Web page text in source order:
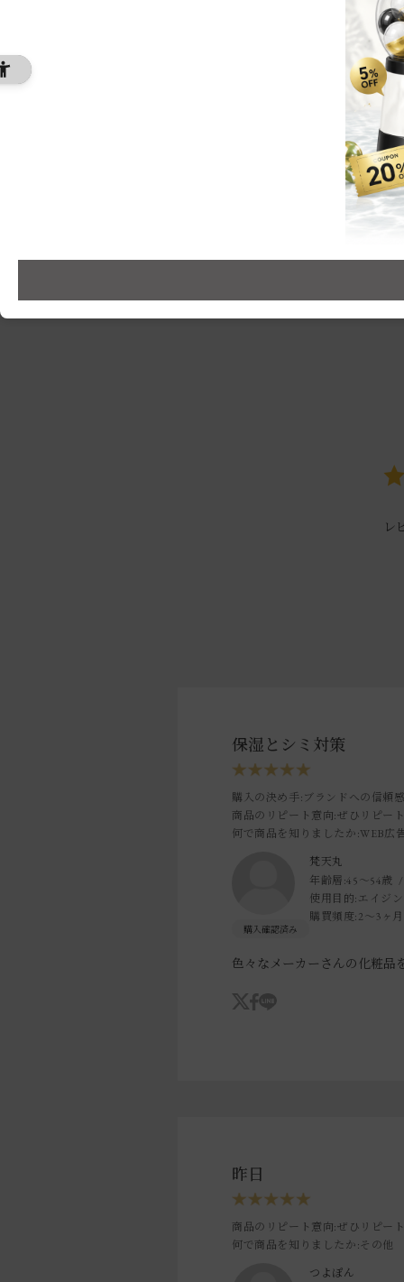
自分の肌質に合った
洗顔後10秒で完
スキンケア初心者で
記事を読む >>
レ
保湿とシミ対策
購入の決め手:ブランドへの信頼
商品のリピート意向:ぜひリピー
何で商品を知りましたか:WEB広
梵天丸
年齢層:45～54歳
使用目的:エイジ
購買頻度:2～3ヶ
色々なメーカーさんの化粧品
昨日
商品のリピート意向:ぜひリピー
何で商品を知りましたか:その他
つよぽん